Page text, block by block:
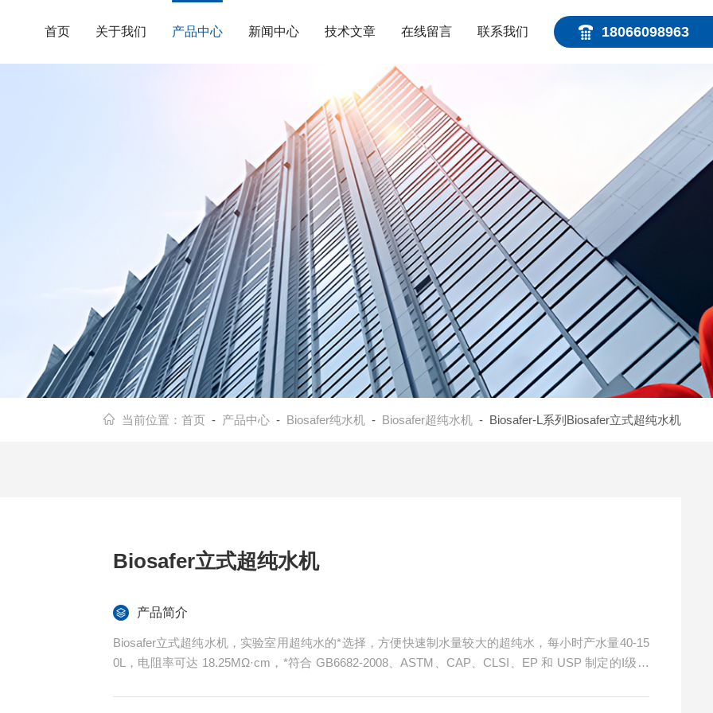
18066098963
首页 关于我们 产品中心 新闻中心 技术文章 在线留言 联系我们
当前位置： 首页 - 产品中心- Biosafer纯水机- Biosafer超纯水机- Biosafer-L系列Biosafer立式超纯水机
Biosafer立式超纯水机
产品简介
Biosafer立式超纯水机，实验室用超纯水的*选择，方便快速制水量较大的超纯水，每小时产水量40-15
0L，电阻率可达 18.25MΩ·cm，*符合 GB6682-2008、ASTM、CAP、CLSI、EP 和 USP 制定的I级水